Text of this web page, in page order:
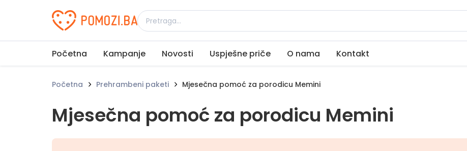
Udruženje Pomozi.ba
Početna Kampanje Novosti Uspješne priče O nama Kontakt
Početna Prehrambeni paketi Mjesečna pomoć za porodicu Memini
Mjesečna pomoć za porodicu Memini